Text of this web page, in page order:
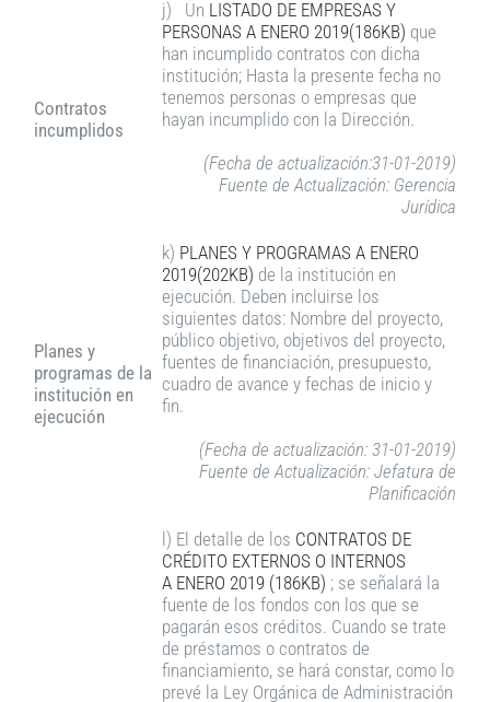
Contratos
incumplidos
j) Un LISTADO DE EMPRESAS Y
PERSONAS A ENERO 2019(186KB) que
han incumplido contratos con dicha
institución; Hasta la presente fecha no
tenemos personas o empresas que
hayan incumplido con la Dirección.
(Fecha de actualización:31-01-2019)
Fuente de Actualización: Gerencia
Jurídica
Planes y
programas de la
institución en
ejecución
k) PLANES Y PROGRAMAS A ENERO
2019(202KB) de la institución en
ejecución. Deben incluirse los
siguientes datos: Nombre del proyecto,
público objetivo, objetivos del proyecto,
fuentes de financiación, presupuesto,
cuadro de avance y fechas de inicio y
fin.
(Fecha de actualización: 31-01-2019)
Fuente de Actualización: Jefatura de
Planificación
l) El detalle de los CONTRATOS DE
CRÉDITO EXTERNOS O INTERNOS
A ENERO 2019 (186KB) ; se señalará la
fuente de los fondos con los que se
pagarán esos créditos. Cuando se trate
de préstamos o contratos de
financiamiento, se hará constar, como lo
prevé la Ley Orgánica de Administración